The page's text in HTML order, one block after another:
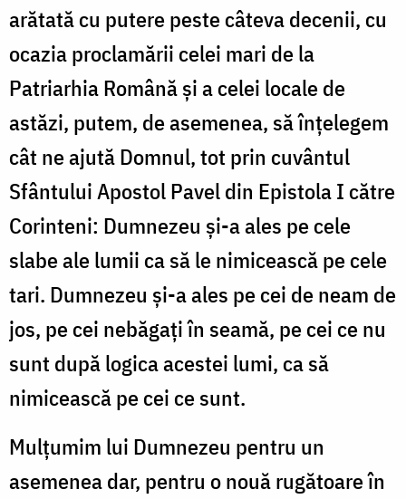
arătată cu putere peste câteva decenii, cu
ocazia proclamării celei mari de la
Patriarhia Română și a celei locale de
astăzi, putem, de asemenea, să înțelegem
cât ne ajută Domnul, tot prin cuvântul
Sfântului Apostol Pavel din Epistola I către
Corinteni: Dumnezeu și-a ales pe cele
slabe ale lumii ca să le nimicească pe cele
tari. Dumnezeu și-a ales pe cei de neam de
jos, pe cei nebăgați în seamă, pe cei ce nu
sunt după logica acestei lumi, ca să
nimicească pe cei ce sunt.
Mulțumim lui Dumnezeu pentru un
asemenea dar, pentru o nouă rugătoare în